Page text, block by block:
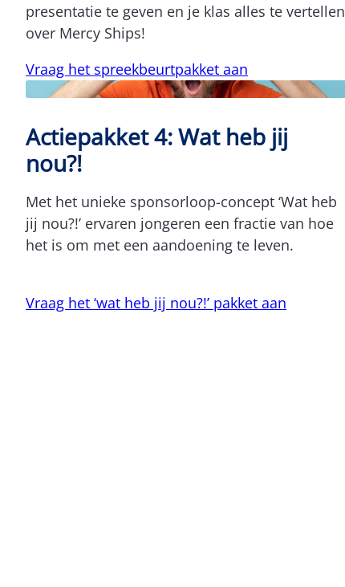
presentatie te geven en je klas alles te vertellen
over Mercy Ships!
Vraag het spreekbeurtpakket aan
Actiepakket 4: Wat heb jij
nou?!
Met het unieke sponsorloop-concept ‘Wat heb
jij nou?!’ ervaren jongeren een fractie van hoe
het is om met een aandoening te leven.
Vraag het ‘wat heb jij nou?!’ pakket aan